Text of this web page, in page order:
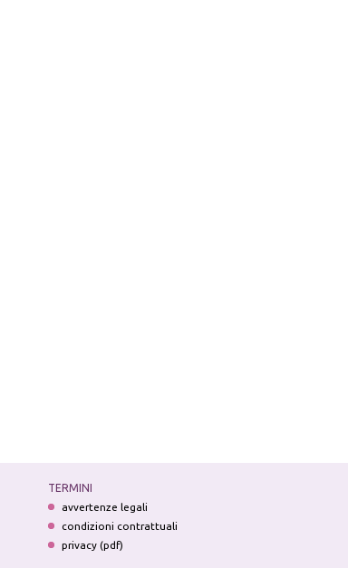
TERMINI
avvertenze legali
condizioni contrattuali
privacy (pdf)